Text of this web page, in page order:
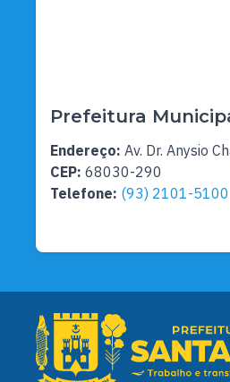
Prefeitura
Endereço: Av. Dr. Anysio
CEP: 68030-290
Telefone: (93) 2101-5100